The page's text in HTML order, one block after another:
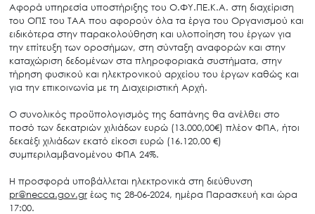
Αφορά υπηρεσία υποστήριξης του Ο.ΦΥ.ΠΕ.Κ.Α. στη διαχείριση
του ΟΠΣ του ΤΑΑ που αφορούν όλα τα έργα του Οργανισμού και
ειδικότερα στην παρακολούθηση και υλοποίηση του έργων για
την επίτευξη των οροσήμων, στη σύνταξη αναφορών και στην
καταχώριση δεδομένων στα πληροφοριακά συστήματα, στην
τήρηση φυσικού και ηλεκτρονικού αρχείου του έργων καθώς και
για την επικοινωνία με τη Διαχειριστική Αρχή.
Ο συνολικός προϋπολογισμός της δαπάνης θα ανέλθει στο
ποσό των δεκατριών χιλιάδων ευρώ (13.000,00€) πλέον ΦΠΑ, ήτοι
δεκαέξι χιλιάδων εκατό είκοσι ευρώ (16.120,00 €)
συμπεριλαμβανομένου ΦΠΑ 24%.
Η προσφορά υποβάλλεται ηλεκτρονικά στη διεύθυνση
pr@necca.gov.grέως τις 28-06-2024, ημέρα Παρασκευή και ώρα
17:00.